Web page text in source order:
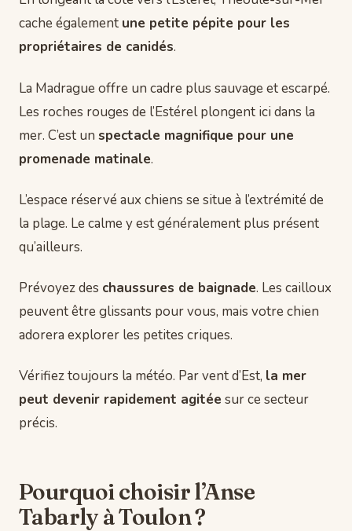
cache également une petite pépite pour les
propriétaires de canidés.
La Madrague offre un cadre plus sauvage et escarpé.
Les roches rouges de l’Estérel plongent ici dans la
mer. C’est un spectacle magnifique pour une
promenade matinale.
L’espace réservé aux chiens se situe à l’extrémité de
la plage. Le calme y est généralement plus présent
qu’ailleurs.
Prévoyez des chaussures de baignade. Les cailloux
peuvent être glissants pour vous, mais votre chien
adorera explorer les petites criques.
Vérifiez toujours la météo. Par vent d’Est, la mer
peut devenir rapidement agitée sur ce secteur
précis.
Pourquoi choisir l’Anse
Tabarly à Toulon ?